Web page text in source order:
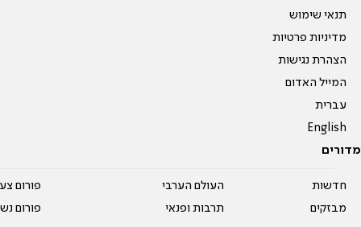
תנאי שימוש
מדיניות פרטיות
הצהרת נגישות
המייל האדום
עברית
English
מדורים
חדשות
מבזקים
העולם הערבי
תרבות ופנאי
פורום
פורום